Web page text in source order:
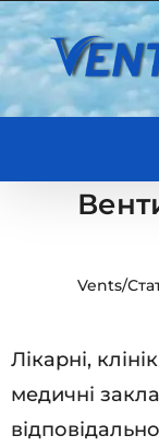
Skip
to
content
Vents/
Лікарні,
медичні